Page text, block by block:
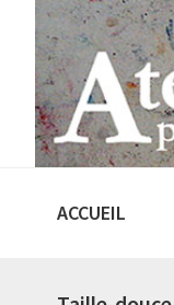
Passer
navigation
principale
Passer
contenu
principal
ACCUEIL